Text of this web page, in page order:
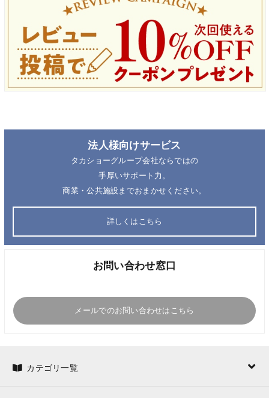
法人様向けサービス
タカショーグループ会社ならではの
手厚いサポート力。
商業・公共施設までおまかせください。
詳しくはこちら
お問い合わせ窓口
メールでのお問い合わせはこちら
カテゴリ一覧